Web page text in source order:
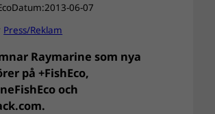
Datum:2013-06-07
Press/Reklam
Raymarine som nya
på +FishEco,
och